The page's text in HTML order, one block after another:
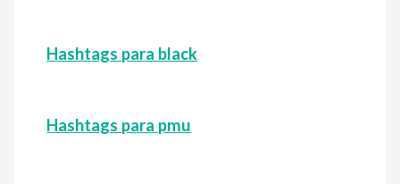
Hashtags para black
Hashtags para pmu